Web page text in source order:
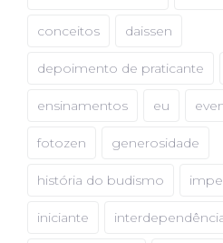
conceitos daissen
depoimento de praticante
ensinamentos eu
fotozen generosidade
história do budismo
iniciante